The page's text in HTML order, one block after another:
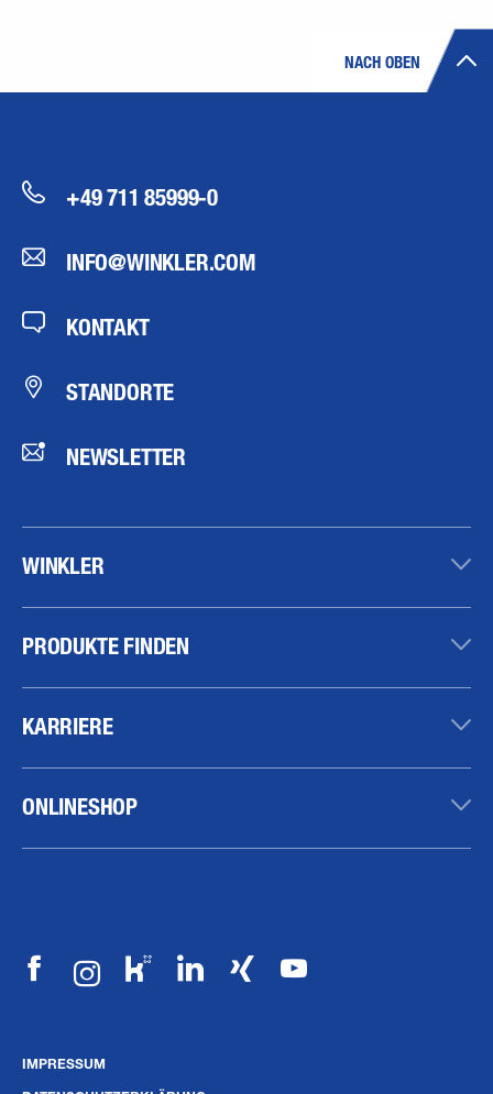
NACH OBEN
+49 711 85999-0
INFO@WINKLER.COM
KONTAKT
STANDORTE
NEWSLETTER
WINKLER
PRODUKTE FINDEN
KARRIERE
ONLINESHOP
IMPRESSUM